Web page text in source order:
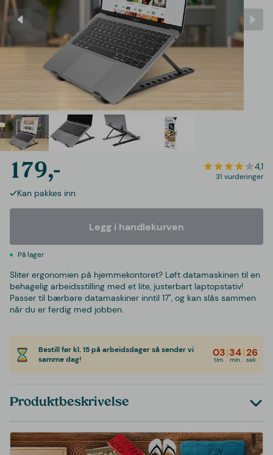
179,- 4,1
31 vurderinger
Kan pakkes inn
Legg i handlekurven
På lager
Sliter ergonomien på hjemmekontoret? Løft datamaskinen til en
behagelig arbeidsstilling med et lite, justerbart laptopstativ!
Passer til bærbare datamaskiner inntil 17", og kan slås sammen
når du er ferdig med jobben.
Bestill før kl. 15 på arbeidsdager så sender vi
samme dag!
03
tim.
|34
min.
|26
sek.
Produktbeskrivelse